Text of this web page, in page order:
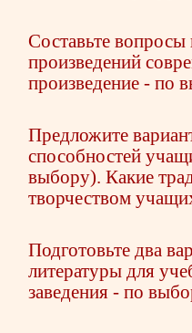
Составьте вопросы
произведений
произведение - по
Предложите
способностей
выбору). Какие
творчеством
Подготовьте два
литературы для
заведения - по